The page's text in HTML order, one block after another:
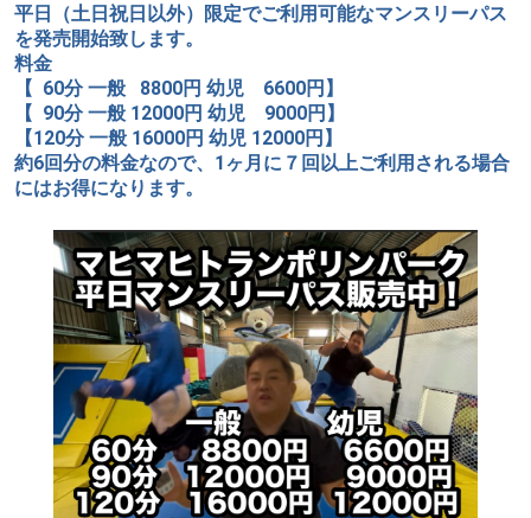
平日（土日祝日以外）限定でご利用可能なマンスリーパス
を発売開始致します。
料金
【 60分 一般 8800円 幼児 6600円】
【 90分 一般 12000円 幼児 9000円】
【120分 一般 16000円 幼児 12000円】
約6回分の料金なので、1ヶ月に７回以上ご利用される場合
にはお得になります。